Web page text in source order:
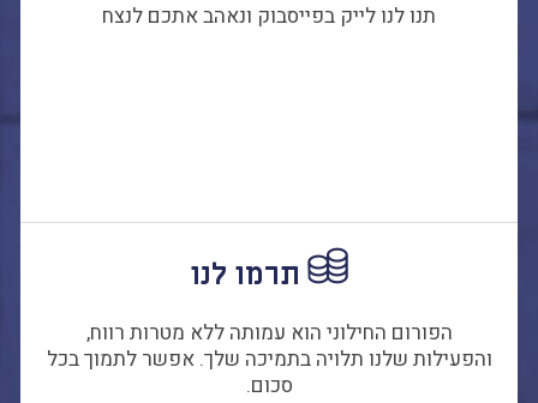
תנו לנו לייק בפייסבוק ונאהב אתכם לנצח
תרמו לנו
הפורום החילוני הוא עמותה ללא מטרות רווח,
והפעילות שלנו תלויה בתמיכה שלך. אפשר לתמוך בכל
סכום.